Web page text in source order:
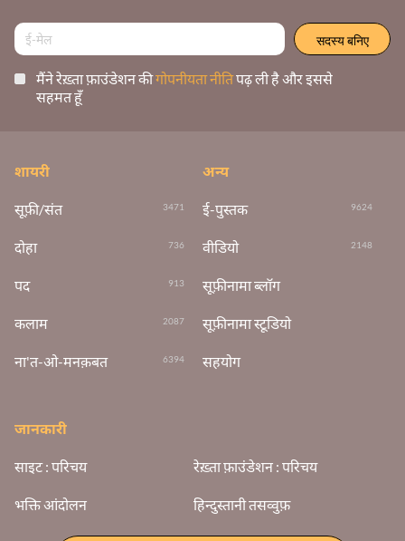
मैंने रेख़्ता फ़ाउंडेशन कीगोपनीयता नीतिपढ़ ली है और इससे
सहमत हूँ
शायरी
सूफ़ी/संत 3471
दोहा 736
पद 913
कलाम 2087
ना'त-ओ-मनक़बत 6394
अन्य
ई-पुस्तक 9624
वीडियो 2148
सूफ़ीनामा ब्लॉग
सूफ़ीनामा स्टूडियो
सहयोग
जानकारी
साइट : परिचय रेख़्ता फ़ाउंडेशन : परिचय
भक्ति आंदोलन हिन्दुस्तानी तसव्वुफ़